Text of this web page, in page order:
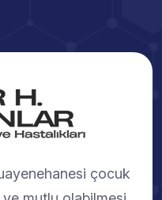
çocuk